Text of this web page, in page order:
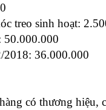
treo sinh hoạt:
50.000.000
2018: 36.000.000
có thương hiệu,